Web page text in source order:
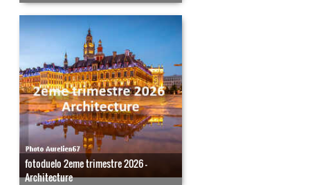
fotoduelo 2eme trimestre 2026 -
Architecture